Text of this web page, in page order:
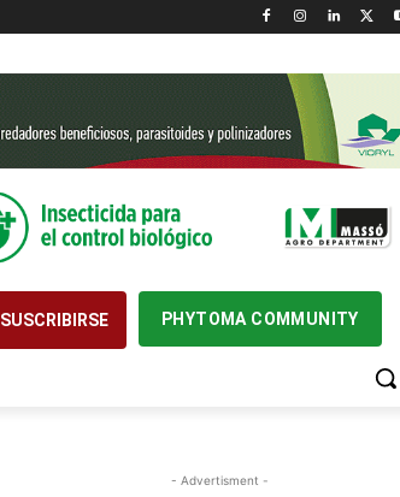
SUSCRIBIRSE PHYTOMA COMMUNITY
- Advertisment -